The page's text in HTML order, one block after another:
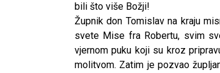
bili što više Božji!
Župnik don Tomislav na kraju
svete Mise fra Robertu, svim
vjernom puku koji su kroz
molitvom. Zatim je pozvao